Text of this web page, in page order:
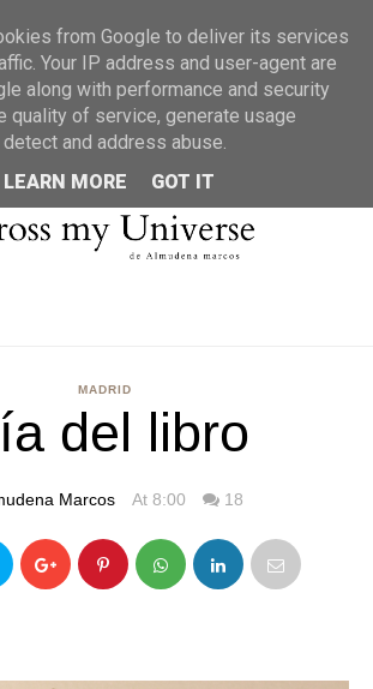
MADRID
del libro
Marcos At 8:00 18
from Google to deliver its services
Your IP address and user-agent are
along with performance and security
quality of service, generate usage
and address abuse.
LEARN MORE
GOT IT